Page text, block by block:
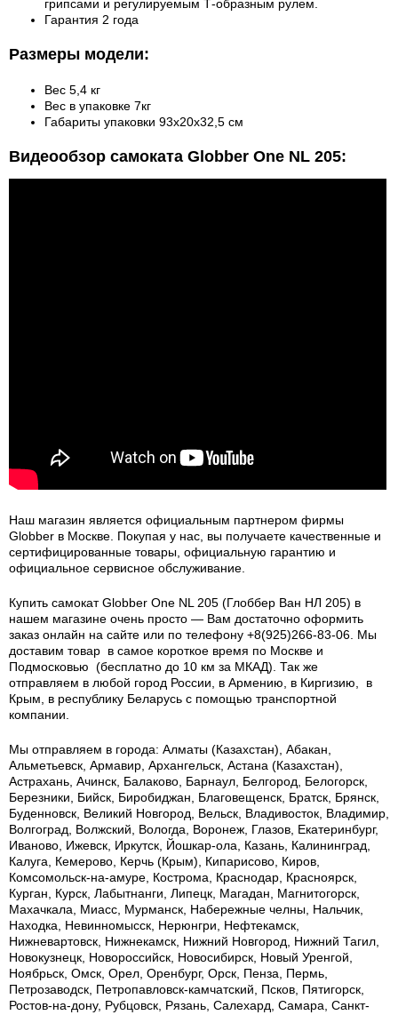
грипсами и регулируемым Т-образным рулем.
Гарантия 2 года
Размеры модели:
Вес 5,4 кг
Вес в упаковке 7кг
Габариты упаковки 93х20х32,5 см
Видеообзор самоката Globber One NL 205:
Наш магазин является официальным партнером фирмы
Globber в Москве. Покупая у нас, вы получаете качественные и
сертифицированные товары, официальную гарантию и
официальное сервисное обслуживание.
Купить самокат Globber One NL 205 (Глоббер Ван НЛ 205) в
нашем магазине очень просто — Вам достаточно оформить
заказ онлайн на сайте или по телефону +8(925)266-83-06. Мы
доставим товар в самое короткое время по Москве и
Подмосковью (бесплатно до 10 км за МКАД). Так же
отправляем в любой город России, в Армению, в Киргизию, в
Крым, в республику Беларусь с помощью транспортной
компании.
Мы отправляем в города: Алматы (Казахстан), Абакан,
Альметьевск, Армавир, Архангельск, Астана (Казахстан),
Астрахань, Ачинск, Балаково, Барнаул, Белгород, Белогорск,
Березники, Бийск, Биробиджан, Благовещенск, Братск, Брянск,
Буденновск, Великий Новгород, Вельск, Владивосток, Владимир,
Волгоград, Волжский, Вологда, Воронеж, Глазов, Екатеринбург,
Иваново, Ижевск, Иркутск, Йошкар-ола, Казань, Калининград,
Калуга, Кемерово, Керчь (Крым), Кипарисово, Киров,
Комсомольск-на-амуре, Кострома, Краснодар, Красноярск,
Курган, Курск, Лабытнанги, Липецк, Магадан, Магнитогорск,
Махачкала, Миасс, Мурманск, Набережные челны, Нальчик,
Находка, Невинномысск, Нерюнгри, Нефтекамск,
Нижневартовск, Нижнекамск, Нижний Новгород, Нижний Тагил,
Новокузнецк, Новороссийск, Новосибирск, Новый Уренгой,
Ноябрьск, Омск, Орел, Оренбург, Орск, Пенза, Пермь,
Петрозаводск, Петропавловск-камчатский, Псков, Пятигорск,
Ростов-на-дону, Рубцовск, Рязань, Салехард, Самара, Санкт-